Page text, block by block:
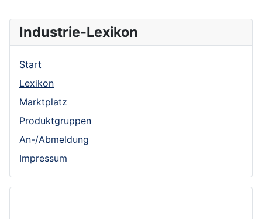
Industrie-Lexikon
Start
Lexikon
Marktplatz
Produktgruppen
An-/Abmeldung
Impressum